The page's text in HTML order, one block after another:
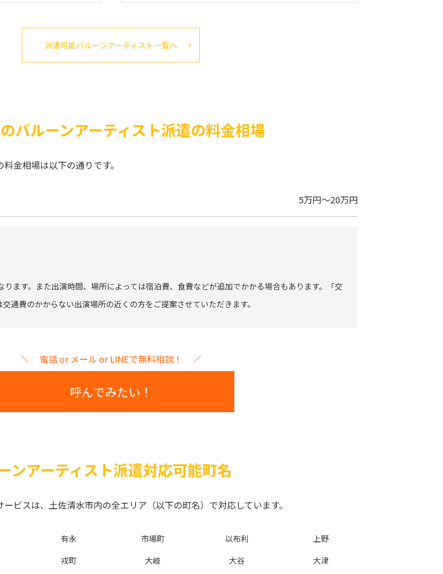
派遣可能バルーンアーティスト一覧へ
バルーンアーティスト派遣の料金相場
金相場は以下の通りです。
5万円～20万円
ます。また出演時間、場所によっては宿泊費、食費などが追加でかかる場合もあります。「交
通費のかからない出演場所の近くの方をご提案させていただきます。
電話 or メール or LINEで無料相談！
呼んでみたい！
ンアーティスト派遣対応可能町名
ビスは、土佐清水市内の全エリア（以下の町名）で対応しています。
有永 市場町 以布利
上野
戎町 大岐 大谷 大津